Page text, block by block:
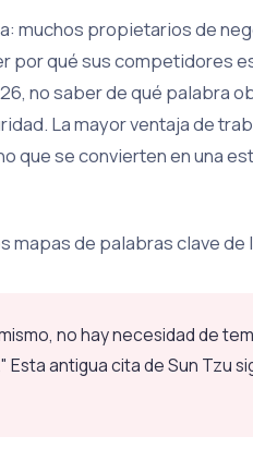
muchos propietarios de
por qué sus competidores
no saber de qué palabra
La mayor ventaja de
que se convierten en una
mapas de palabras clave
no hay necesidad de
antigua cita de Sun Tzu